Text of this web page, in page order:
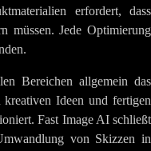
erfordert, dass
müssen. Jede Optimierung
Bereichen allgemein das
Ideen und fertigen
Fast Image AI schließt
von Skizzen in